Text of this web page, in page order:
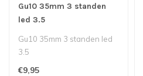
Gu10 35mm 3 standen
led 3.5
Gu10 35mm 3 standen led
3.5
€9,95